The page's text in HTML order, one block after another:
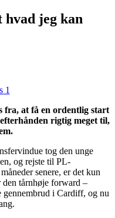
jeg kan
at få en ordentlig start
rigtig meget til,
tog den unge
og rejste til PL-
senere, er det kun
tårnhøje forward –
gennembrud i Cardiff, og nu